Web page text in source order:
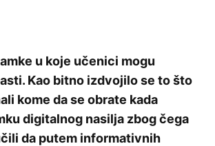
u koje učenici mogu
Kao bitno izdvojilo se to što
kome da se obrate kada
digitalnog nasilja zbog čega
da putem informativnih